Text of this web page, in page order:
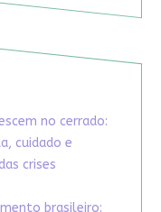
no cerrado:
cuidado e
crises
brasileiro: